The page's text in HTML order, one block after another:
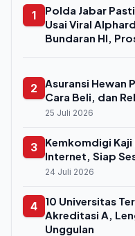
1
Polda Jabar
Usai Viral
Bundaran HI,
2
Asuransi Hewan
Cara Beli, dan
25 Juli 2026
3
Kemkomdigi Kaji
Internet, Siap
24 Juli 2026
4
10 Universitas
Akreditasi A,
Unggulan